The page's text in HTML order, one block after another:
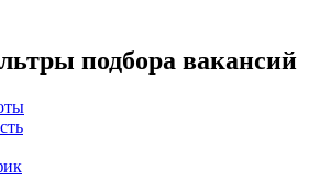
подбора вакансий